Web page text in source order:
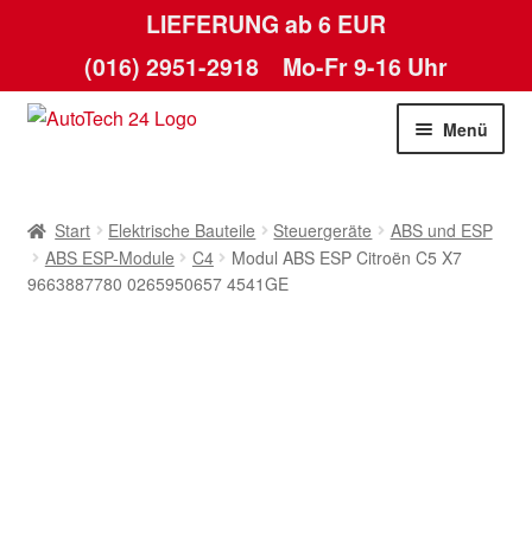
LIEFERUNG ab 6 EUR
(016) 2951-2918 Mo-Fr 9-16 Uhr
Zur
Zum
Menü
AGB
Start Elektrische Bauteile Steuergeräte
ABS und ESP
ABS ESP-Module
C4
Modul ABS ESP Citroën C5 X7
9663887780 0265950657 4541GE